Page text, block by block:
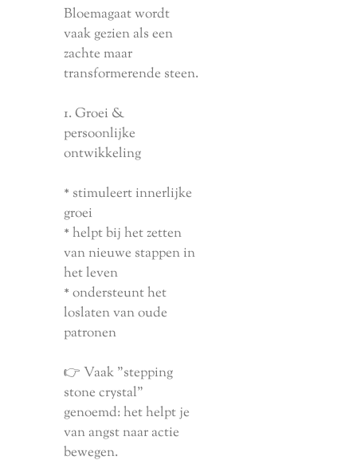
Bloemagaat wordt
vaak gezien als een
zachte maar
transformerende steen.
1. Groei &
persoonlijke
ontwikkeling
* stimuleert innerlijke
groei
* helpt bij het zetten
van nieuwe stappen in
het leven
* ondersteunt het
loslaten van oude
patronen
👉 Vaak "stepping
stone crystal"
genoemd: het helpt je
van angst naar actie
bewegen.